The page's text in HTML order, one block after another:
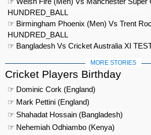
HUNDRED_BALL
☞ Birmingham Phoenix (Men) Vs Trent
HUNDRED_BALL
☞ Bangladesh Vs Cricket Australia XI
MORE STORIES
Cricket Players Birthday
☞ Dominic Cork (England)
☞ Mark Pettini (England)
☞ Shahadat Hossain (Bangladesh)
☞ Nehemiah Odhiambo (Kenya)